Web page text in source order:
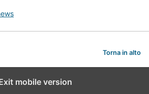
Torna in alto
mobile version